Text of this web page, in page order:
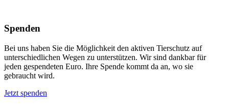
Spenden
Bei uns haben Sie die Möglichkeit den aktiven Tierschutz auf
unterschiedlichen Wegen zu unterstützen. Wir sind dankbar für
jeden gespendeten Euro. Ihre Spende kommt da an, wo sie
gebraucht wird.
Jetzt spenden